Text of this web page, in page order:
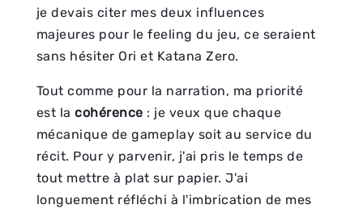
je devais citer mes deux influences
majeures pour le feeling du jeu, ce seraient
sans hésiter Ori et Katana Zero.
Tout comme pour la narration, ma priorité
est lacohérence : je veux que chaque
mécanique de gameplay soit au service du
récit. Pour y parvenir, j'ai pris le temps de
tout mettre à plat sur papier. J'ai
longuement réfléchi à l'imbrication de mes